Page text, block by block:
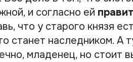
и согласно ей
что у старого князя
станет наследником. А
младенец, но стоит